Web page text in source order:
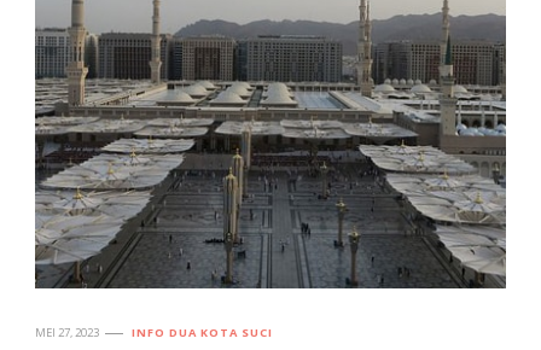
MEI 27, 2023 INFO DUA KOTA SUCI